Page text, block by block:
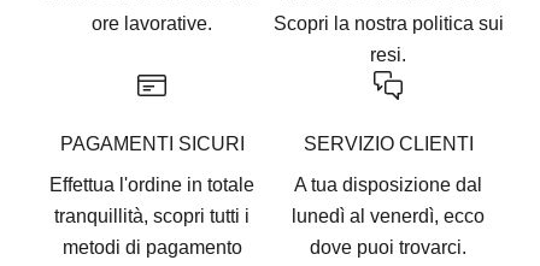
ore lavorative.
Scopri la nostra politica sui
resi.
PAGAMENTI SICURI
Effettua l'ordine in totale
tranquillità, scopri tutti i
metodi di pagamento
SERVIZIO CLIENTI
A tua disposizione dal
lunedì al venerdì, ecco
dove puoi trovarci.